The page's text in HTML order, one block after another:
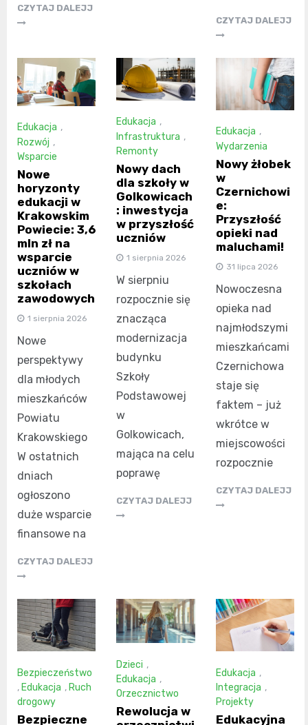
CZYTAJ DALEJJ
CZYTAJ DALEJJ
Edukacja ,
Rozwój ,
Wsparcie
Nowe
horyzonty
edukacji w
Krakowskim
Powiecie: 3,6
mln zł na
wsparcie
uczniów w
szkołach
zawodowych
1 sierpnia 2026
Nowe
perspektywy
dla młodych
mieszkańców
Powiatu
Krakowskiego
W ostatnich
dniach
ogłoszono
duże wsparcie
finansowe na
CZYTAJ DALEJJ
Edukacja ,
Infrastruktura ,
Remonty
Nowy dach
dla szkoły w
Golkowicach
: inwestycja
w przyszłość
uczniów
1 sierpnia 2026
W sierpniu
rozpocznie się
znacząca
modernizacja
budynku
Szkoły
Podstawowej
w
Golkowicach,
mająca na celu
poprawę
CZYTAJ DALEJJ
Edukacja ,
Wydarzenia
Nowy żłobek
w
Czernichowi
e:
Przyszłość
opieki nad
maluchami!
31 lipca 2026
Nowoczesna
opieka nad
najmłodszymi
mieszkańcami
Czernichowa
staje się
faktem – już
wkrótce w
miejscowości
rozpocznie
CZYTAJ DALEJJ
Bezpieczeństwo
, Edukacja , Ruch
drogowy
Bezpieczne
Dzieci ,
Edukacja ,
Orzecznictwo
Rewolucja w
Edukacja ,
Integracja ,
Projekty
Edukacyjna